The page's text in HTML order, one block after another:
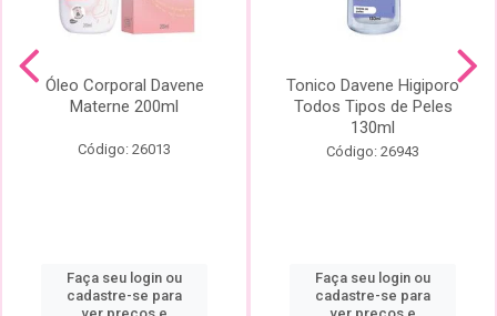
Óleo Corporal Davene
Materne 200ml
Código: 26013
Faça seu login ou
cadastre-se para
Tonico Davene Higiporo
Todos Tipos de Peles
130ml
Código: 26943
Faça seu login ou
cadastre-se para